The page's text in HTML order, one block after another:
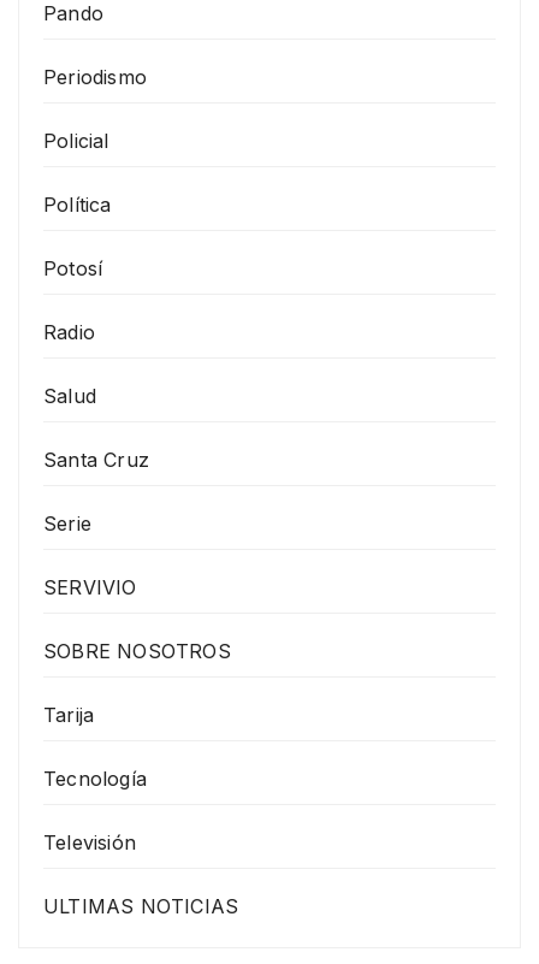
Pando
Periodismo
Policial
Política
Potosí
Radio
Salud
Santa Cruz
Serie
SERVIVIO
SOBRE NOSOTROS
Tarija
Tecnología
Televisión
ULTIMAS NOTICIAS